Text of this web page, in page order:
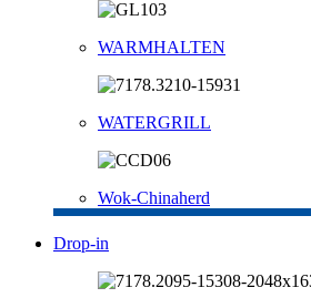
WARMHALTEN
WATERGRILL
Wok-Chinaherd
Drop-in